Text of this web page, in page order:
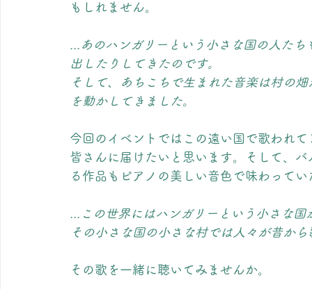
もしれません。
...あのハンガリーという小さな国の人た
出したりしてきたのです。
そして、あちこちで生まれた音楽は村の
を動かしてきました。
今回のイベントではこの遠い国で歌われ
皆さんに届けたいと思います。そして、
る作品もピアノの美しい音色で味わって
...この世界にはハンガリーという小さな国
その小さな国の小さな村では人々が昔か
その歌を一緒に聴いてみませんか。